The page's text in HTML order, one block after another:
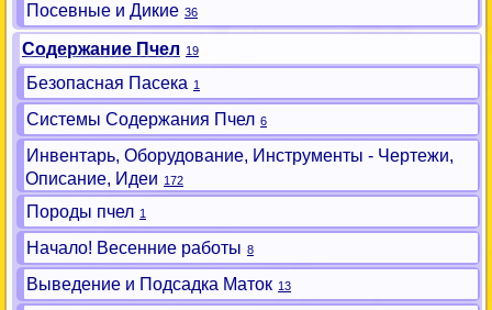
Посевные и Дикие 36
Содержание Пчел 19
Безопасная Пасека 1
Системы Содержания Пчел 6
Инвентарь, Оборудование, Инструменты - Чертежи,
Описание, Идеи 172
Породы пчел 1
Начало! Весенние работы 8
Выведение и Подсадка Маток 13